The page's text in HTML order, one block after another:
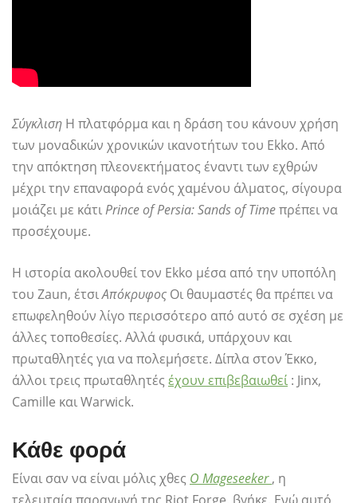
Σύγκλιση Η πλατφόρμα και η δράση του κάνουν χρήση
των μοναδικών χρονικών ικανοτήτων του Ekko. Από
την απόκτηση πλεονεκτήματος έναντι των εχθρών
μέχρι την επαναφορά ενός χαμένου άλματος, σίγουρα
μοιάζει με κάτιPrince of Persia: Sands of Timeπρέπει να
προσέχουμε.
Η ιστορία ακολουθεί τον Ekko μέσα από την υποπόλη
του Zaun, έτσιΑπόκρυφος Οι θαυμαστές θα πρέπει να
επωφεληθούν λίγο περισσότερο από αυτό σε σχέση με
άλλες τοποθεσίες. Αλλά φυσικά, υπάρχουν και
πρωταθλητές για να πολεμήσετε. Δίπλα στον Έκκο,
άλλοι τρεις πρωταθλητές έχουν επιβεβαιωθεί : Jinx,
Camille και Warwick.
Κάθε φορά
Είναι σαν να είναι μόλις χθες Ο Mageseeker , η